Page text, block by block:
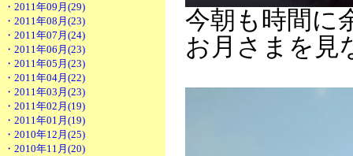
・2011年09月(29)
・2011年08月(23)
・2011年07月(24)
・2011年06月(23)
・2011年05月(23)
・2011年04月(22)
・2011年03月(23)
・2011年02月(19)
・2011年01月(19)
・2010年12月(25)
・2010年11月(20)
今朝も時間に
お月さまを見